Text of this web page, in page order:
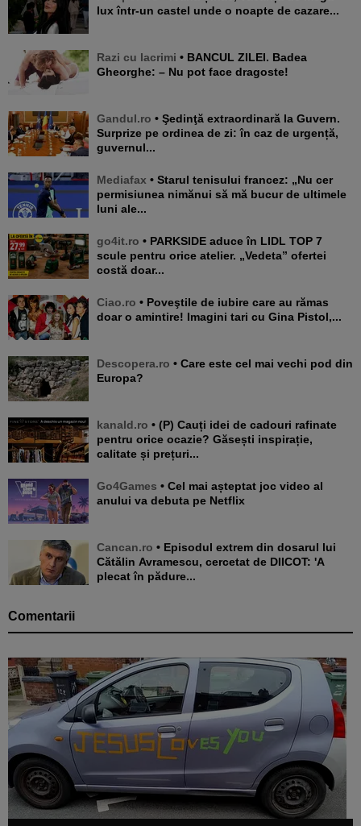
lux într-un castel unde o noapte de cazare...
Razi cu lacrimi • BANCUL ZILEI. Badea
Gheorghe: – Nu pot face dragoste!
Gandul.ro • Şedinţă extraordinară la Guvern.
Surprize pe ordinea de zi: în caz de urgență,
guvernul...
Mediafax • Starul tenisului francez: „Nu cer
permisiunea nimănui să mă bucur de ultimele
luni ale...
go4it.ro • PARKSIDE aduce în LIDL TOP 7
scule pentru orice atelier. „Vedeta” ofertei
costă doar...
Ciao.ro • Poveştile de iubire care au rămas
doar o amintire! Imagini tari cu Gina Pistol,...
Descopera.ro • Care este cel mai vechi pod din
Europa?
kanald.ro • (P) Cauți idei de cadouri rafinate
pentru orice ocazie? Găsești inspirație,
calitate și prețuri...
Go4Games • Cel mai așteptat joc video al
anului va debuta pe Netflix
Cancan.ro • Episodul extrem din dosarul lui
Cătălin Avramescu, cercetat de DIICOT: 'A
plecat în pădure...
Comentarii